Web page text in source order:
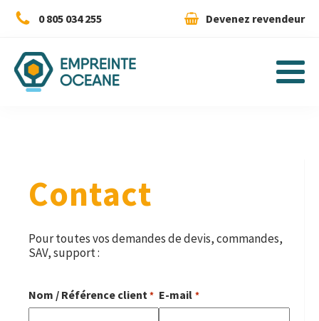
0 805 034 255 Devenez revendeur
Contact
Pour toutes vos demandes de devis, commandes,
SAV, support :
Nom / Référence client* E-mail *